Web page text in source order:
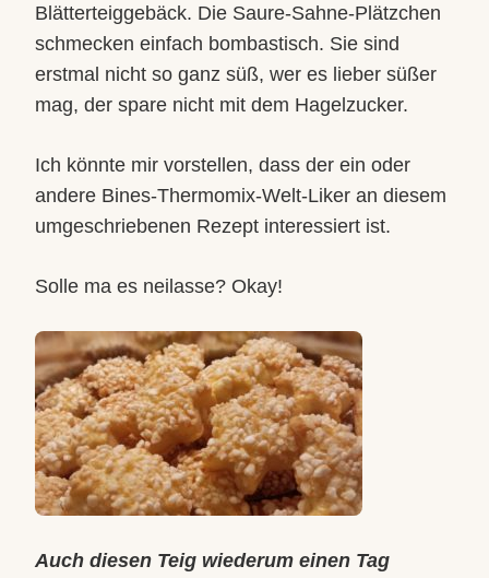
Blätterteiggebäck. Die Saure-Sahne-Plätzchen
schmecken einfach bombastisch. Sie sind
erstmal nicht so ganz süß, wer es lieber süßer
mag, der spare nicht mit dem Hagelzucker.
Ich könnte mir vorstellen, dass der ein oder
andere Bines-Thermomix-Welt-Liker an diesem
umgeschriebenen Rezept interessiert ist.
Solle ma es neilasse? Okay!
Auch diesen Teig wiederum einen Tag